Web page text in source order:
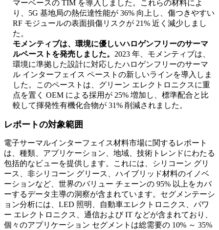
マーベースの TIM を導入しました。これらの材料によ
り、5G 基地局の熱伝達性能が 36% 向上し、傷つきやすい
RF モジュールの表面損傷リスクが 21% 近く減少しまし
た。
モメンティブは、環境に優しいハロゲンフリーのサーマ
ルペーストを発売しました。 2023 年、モメンティブは、
環境に準拠した設計に対応したハロゲンフリーのサーマ
ル インターフェイス ペーストの新しいラインを導入しま
した。このペーストは、グリーン エレクトロニクスに重
点を置く OEM による採用が 25% 増加し、標準配合と比
較して揮発性有機化合物が 31% 削減されました。
レポートの対象範囲
電子サーマルインターフェイス材料市場に関するレポート
は、種類、アプリケーション、地域、技術トレンドにわたる
包括的なビューを提供します。これには、シリコーン グリ
ース、非シリコーン グリース、ハイブリッド材料のイノベ
ーションなど、世界のバリュー チェーンの 95% 以上をカバ
ーするデータ主導の洞察が含まれています。セグメンテーシ
ョン分析には、LED 照明、自動車エレクトロニクス、パワ
ー エレクトロニクス、通信および IT などが含まれており、
個々のアプリケーション セグメントは総需要の 10% ～ 35%